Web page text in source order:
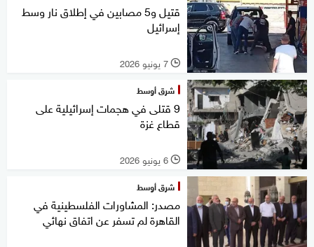
قتيل و5 مصابين في إطلاق نار وسط
إسرائيل
l 7 يونيو 2026
شرق أوسط
9 قتلى في هجمات إسرائيلية على
قطاع غزة
l 6 يونيو 2026
شرق أوسط
مصدر: المشاورات الفلسطينية في
القاهرة لم تسفر عن اتفاق نهائي